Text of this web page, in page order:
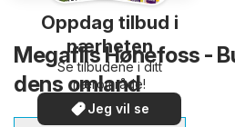
Oppdag tilbud i
nærheten
Se tilbudene i ditt
nærområde!
Jeg vil se
Megaflis Hønefoss -
dens omland